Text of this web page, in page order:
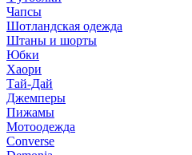
Чапсы
Шотландская одежда
Штаны и шорты
Юбки
Хаори
Тай-Дай
Джемперы
Пижамы
Мотоодежда
Converse